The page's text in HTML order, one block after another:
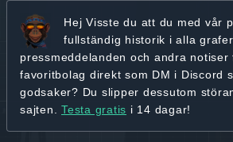
Hej Visste du att du med vår
fullständig historik i alla grafer,
pressmeddelanden och andra notiser
favoritbolag direkt som DM i Discord
godsaker? Du slipper dessutom
sajten. Testa gratis i 14 dagar!